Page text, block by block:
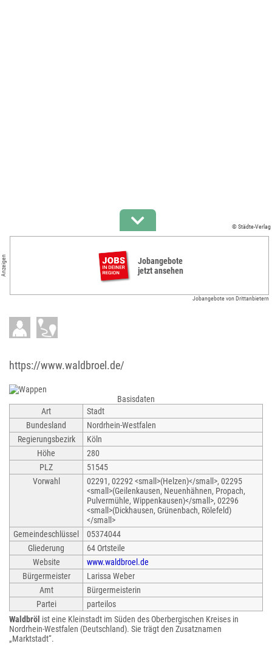
© Städte-Verlag
Anzeigen
Jobangebote
jetzt ansehen
Jobangebote von Drittanbietern
https://www.waldbroel.de/
Basisdaten
Art
Stadt
Bundesland
Nordrhein-Westfalen
Regierungsbezirk
Köln
Höhe
280
PLZ
51545
Vorwahl
02291, 02292 <small>(Helzen)</small>, 02295
<small>(Geilenkausen, Neuenhähnen, Propach,
Pulvermühle, Wippenkausen)</small>, 02296
<small>(Dickhausen, Grünenbach, Rölefeld)
</small>
Gemeindeschlüssel
05374044
Gliederung
64 Ortsteile
Website
www.waldbroel.de
Bürgermeister
Larissa Weber
Amt
Bürgermeisterin
Partei
parteilos
Waldbröl ist eine Kleinstadt im Süden des Oberbergischen Kreises in
Nordrhein-Westfalen (Deutschland). Sie trägt den Zusatznamen
„Marktstadt“.